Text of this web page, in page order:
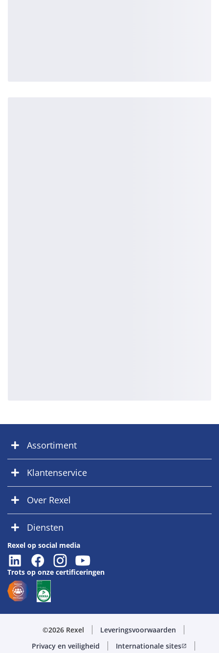
Assortiment
Klantenservice
Over Rexel
Diensten
Rexel op social media
Trots op onze certificeringen
©2026 Rexel
Leveringsvoorwaarden
Privacy en veiligheid
Internationale sitesopen_in_new